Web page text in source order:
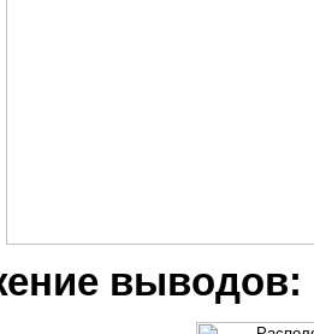
выводов: